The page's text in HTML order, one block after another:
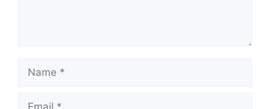
Name
Email